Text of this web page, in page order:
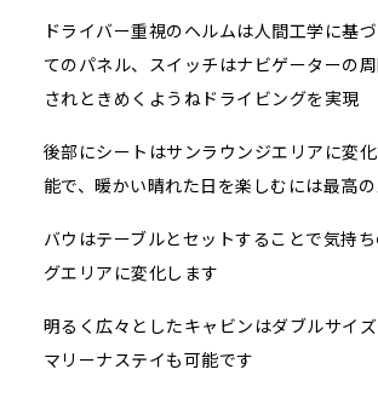
ドライバー重視のヘルムは人間工学に基
てのパネル、スイッチはナビゲーターの
されときめくようねドライビングを実現
後部にシートはサンラウンジエリアに変
能で、暖かい晴れた日を楽しむには最高
バウはテーブルとセットすることで気持
グエリアに変化します
明るく広々としたキャビンはダブルサイ
マリーナステイも可能です